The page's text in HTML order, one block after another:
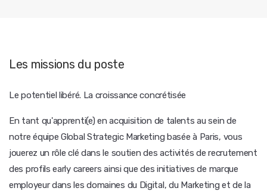
Les missions du poste
Le potentiel libéré. La croissance concrétisée
En tant qu'apprenti(e) en acquisition de talents au sein de
notre équipe Global Strategic Marketing basée à Paris, vous
jouerez un rôle clé dans le soutien des activités de recrutement
des profils early careers ainsi que des initiatives de marque
employeur dans les domaines du Digital, du Marketing et de la